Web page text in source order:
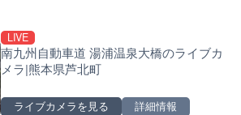
LIVE
南九州自動車道 湯浦温泉大橋のライブカ
メラ|熊本県芦北町
ライブカメラを見る 詳細情報